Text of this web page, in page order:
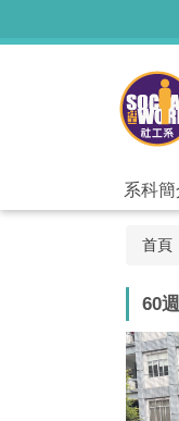
系科簡
首頁
60